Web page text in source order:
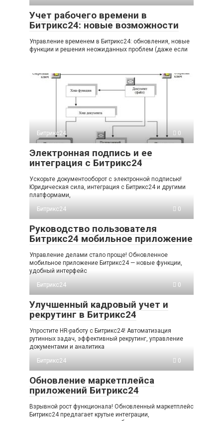
Учет рабочего времени в
Битрикс24: новые возможности
Управление временем в Битрикс24: обновления, новые
функции и решения неожиданных проблем (даже если
Битрикс24 0
Электронная подпись и ее
интеграция с Битрикс24
Ускорьте документооборот с электронной подписью!
Юридическая сила, интеграция с Битрикс24 и другими
платформами,
Битрикс24
0
Руководство пользователя
Битрикс24 мобильное приложение
Управление делами стало проще! Обновленное
мобильное приложение Битрикс24 — новые функции,
удобный интерфейс
Битрикс24
0
Улучшенный кадровый учет и
рекрутинг в Битрикс24
Упростите HR-работу с Битрикс24! Автоматизация
рутинных задач, эффективный рекрутинг, управление
документами и аналитика
Битрикс24
0
Обновление маркетплейса
приложений Битрикс24
Взрывной рост функционала! Обновленный маркетплейс
Битрикс24 предлагает крутые интеграции,